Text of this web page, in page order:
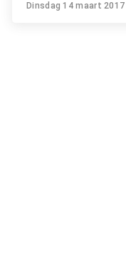
Dinsdag 14 maart 2017